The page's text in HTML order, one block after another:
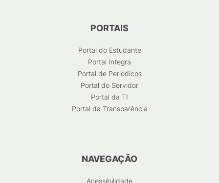
PORTAIS
Portal do Estudante
Portal Integra
Portal de Periódicos
Portal do Servidor
Portal da TI
Portal da Transparência
NAVEGAÇÃO
Acessibilidade